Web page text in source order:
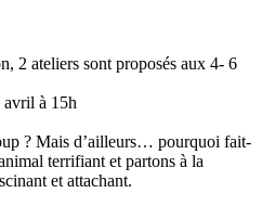
2 ateliers sont proposés aux 4- 6
avril à 15h
? Mais d’ailleurs… pourquoi fait-
terrifiant et partons à la
et attachant.